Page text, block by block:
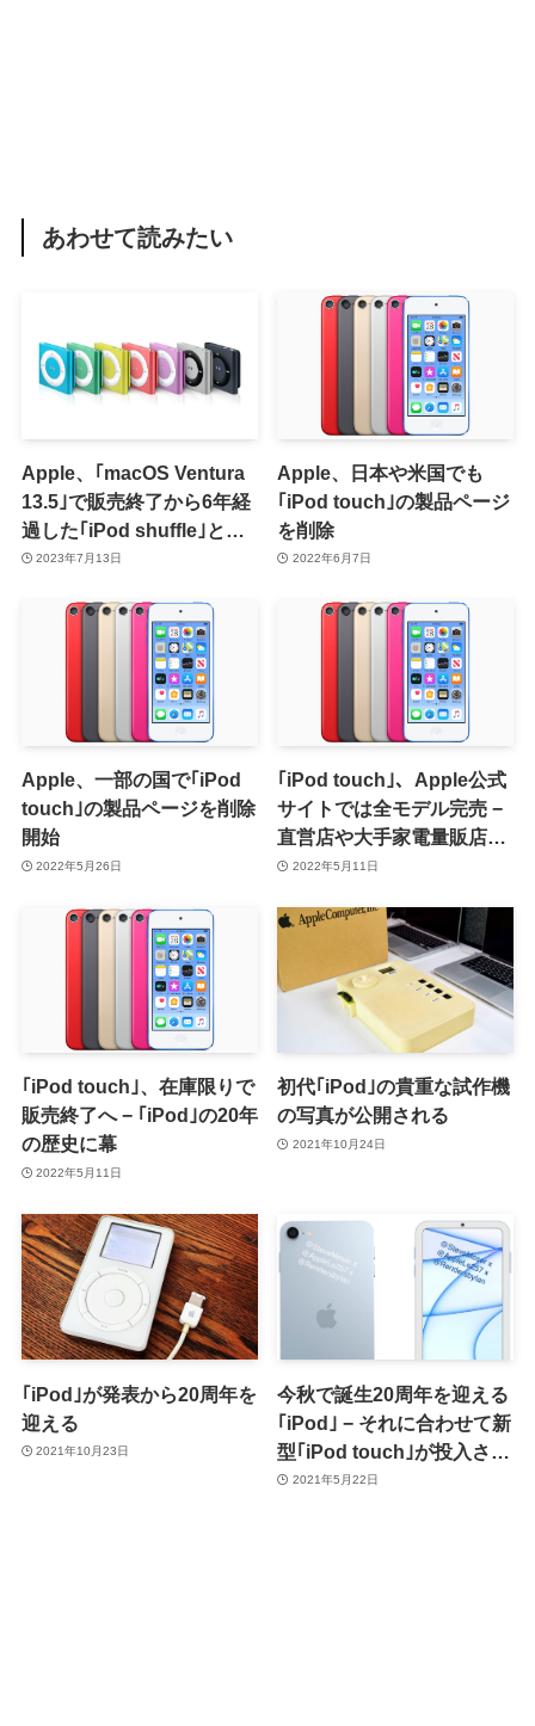
あわせて読みたい
Apple、｢macOS Ventura
13.5｣で販売終了から6年経
過した｢iPod shuffle｣との
同期問題を修正へ
2023年7月13日
Apple、日本や米国でも
｢iPod touch｣の製品ページ
を削除
2022年6月7日
Apple、一部の国で｢iPod
touch｣の製品ページを削除
開始
2022年5月26日
｢iPod touch｣、Apple公式
サイトでは全モデル完売 −
直営店や大手家電量販店で
の在庫も残り僅かに
2022年5月11日
｢iPod touch｣、在庫限りで
販売終了へ − ｢iPod｣の20年
の歴史に幕
2022年5月11日
初代｢iPod｣の貴重な試作機
の写真が公開される
2021年10月24日
｢iPod｣が発表から20周年を
迎える
2021年10月23日
今秋で誕生20周年を迎える
｢iPod｣ − それに合わせて新
型｢iPod touch｣が投入され
るとの噂（希望的観測）
2021年5月22日